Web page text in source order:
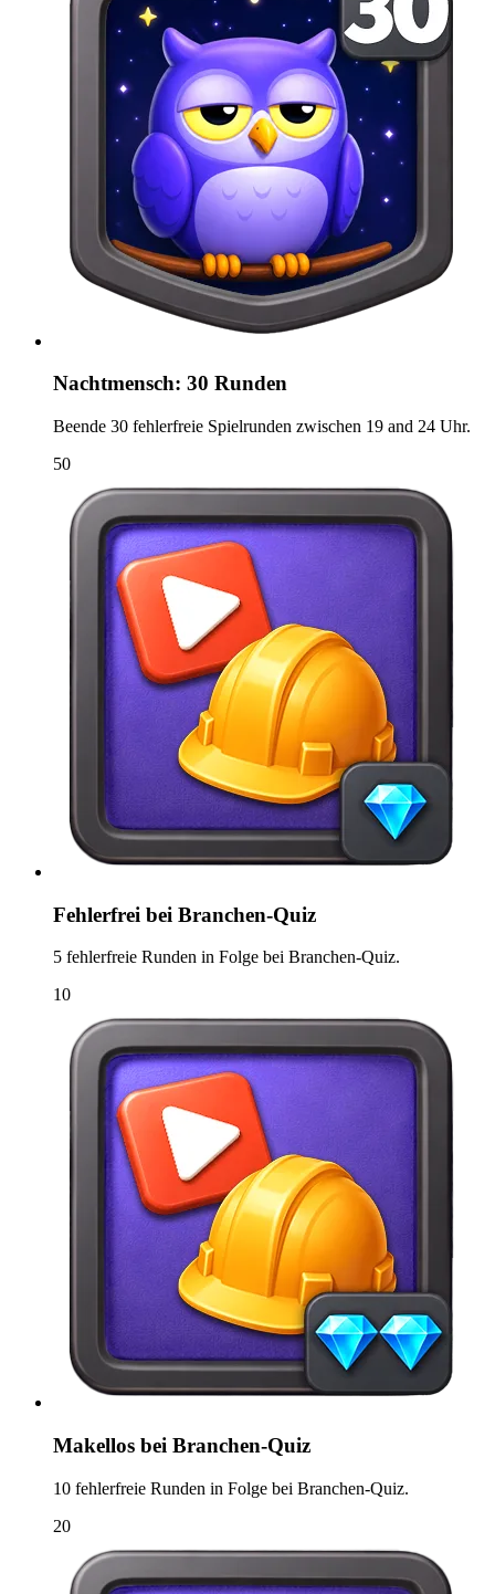
Nachtmensch: 30 Runden
Beende 30 fehlerfreie Spielrunden zwischen 19 and 24 Uhr.
50
Fehlerfrei bei Branchen-Quiz
5 fehlerfreie Runden in Folge bei Branchen-Quiz.
10
Makellos bei Branchen-Quiz
10 fehlerfreie Runden in Folge bei Branchen-Quiz.
20